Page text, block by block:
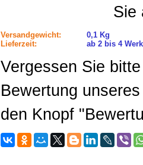
Sie
Versandgewicht:
0,1 Kg
Lieferzeit:
ab 2 bis 4
Vergessen Sie
Bewertung
den Knopf